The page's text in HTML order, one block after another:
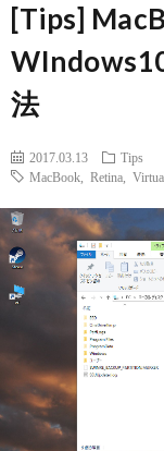
[Tips]
法
2017.03.13
Tips
MacBook
Retina